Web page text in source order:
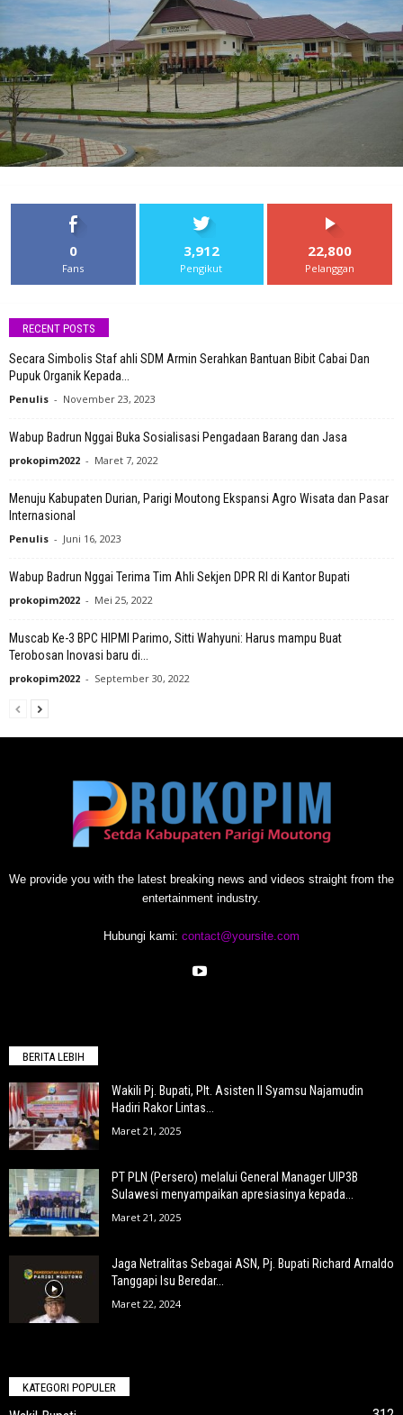
0
Fans
3,912
Pengikut
22,800
Pelanggan
RECENT POSTS
Secara Simbolis Staf ahli SDM Armin Serahkan Bantuan Bibit Cabai Dan
Pupuk Organik Kepada...
Penulis - November 23, 2023
Wabup Badrun Nggai Buka Sosialisasi Pengadaan Barang dan Jasa
prokopim2022 - Maret 7, 2022
Menuju Kabupaten Durian, Parigi Moutong Ekspansi Agro Wisata dan Pasar
Internasional
Penulis - Juni 16, 2023
Wabup Badrun Nggai Terima Tim Ahli Sekjen DPR RI di Kantor Bupati
prokopim2022 - Mei 25, 2022
Muscab Ke-3 BPC HIPMI Parimo, Sitti Wahyuni: Harus mampu Buat
Terobosan Inovasi baru di...
prokopim2022 - September 30, 2022
We provide you with the latest breaking news and videos straight from the
entertainment industry.
Hubungi kami: contact@yoursite.com
BERITA LEBIH
Wakili Pj. Bupati, Plt. Asisten II Syamsu Najamudin
Hadiri Rakor Lintas...
Maret 21, 2025
PT PLN (Persero) melalui General Manager UIP3B
Sulawesi menyampaikan apresiasinya kepada...
Maret 21, 2025
Jaga Netralitas Sebagai ASN, Pj. Bupati Richard Arnaldo
Tanggapi Isu Beredar...
Maret 22, 2024
KATEGORI POPULER